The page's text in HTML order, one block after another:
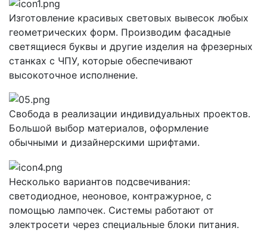
Изготовление красивых световых вывесок любых
геометрических форм. Производим фасадные
светящиеся буквы и другие изделия на фрезерных
станках с ЧПУ, которые обеспечивают
высокоточное исполнение.
Свобода в реализации индивидуальных проектов.
Большой выбор материалов, оформление
обычными и дизайнерскими шрифтами.
Несколько вариантов подсвечивания:
светодиодное, неоновое, контражурное, с
помощью лампочек. Системы работают от
электросети через специальные блоки питания.